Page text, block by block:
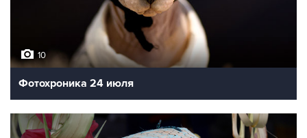
10
Фотохроника 24 июля